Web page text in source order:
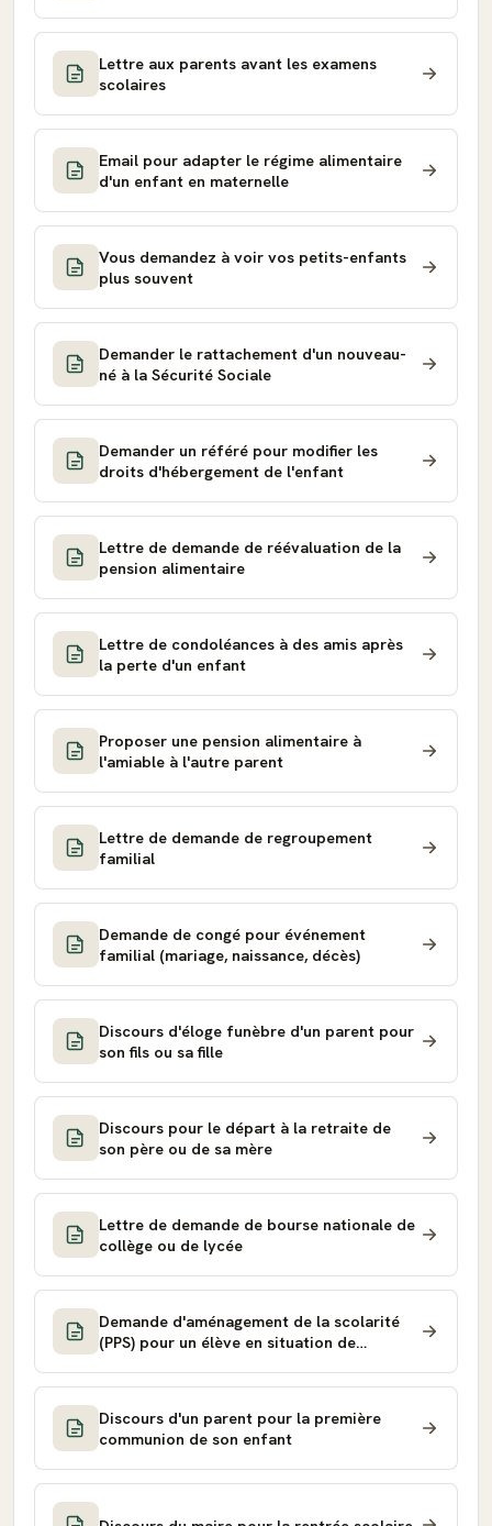
Lettre aux parents avant les examens
scolaires
Email pour adapter le régime alimentaire
d'un enfant en maternelle
Vous demandez à voir vos petits-enfants
plus souvent
Demander le rattachement d'un nouveau-
né à la Sécurité Sociale
Demander un référé pour modifier les
droits d'hébergement de l'enfant
Lettre de demande de réévaluation de la
pension alimentaire
Lettre de condoléances à des amis après
la perte d'un enfant
Proposer une pension alimentaire à
l'amiable à l'autre parent
Lettre de demande de regroupement
familial
Demande de congé pour événement
familial (mariage, naissance, décès)
Discours d'éloge funèbre d'un parent pour
son fils ou sa fille
Discours pour le départ à la retraite de
son père ou de sa mère
Lettre de demande de bourse nationale de
collège ou de lycée
Demande d'aménagement de la scolarité
(PPS) pour un élève en situation de
Discours d'un parent pour la première
communion de son enfant